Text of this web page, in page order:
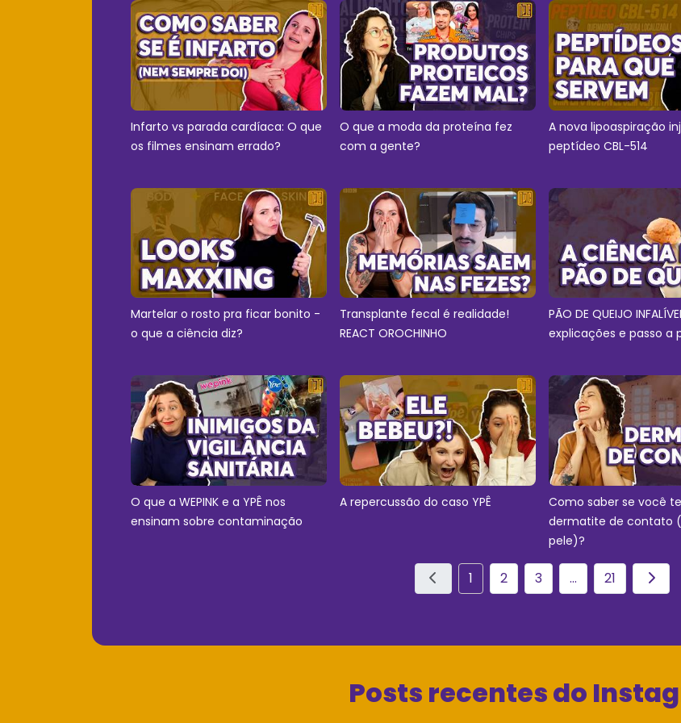
Infarto vs parada cardíaca: O que
os filmes ensinam errado?
O que a moda da proteína fez
com a gente?
A nova lipoaspiração
peptídeo CBL-514
Martelar o rosto pra ficar bonito -
o que a ciência diz?
Transplante fecal é realidade!
REACT OROCHINHO
PÃO DE QUEIJO
explicações e passo a
O que a WEPINK e a YPÊ nos
ensinam sobre contaminação
A repercussão do caso YPÊ
Como saber se você
dermatite de contato
pele)?
1 2 3 ... 21
Posts recentes do